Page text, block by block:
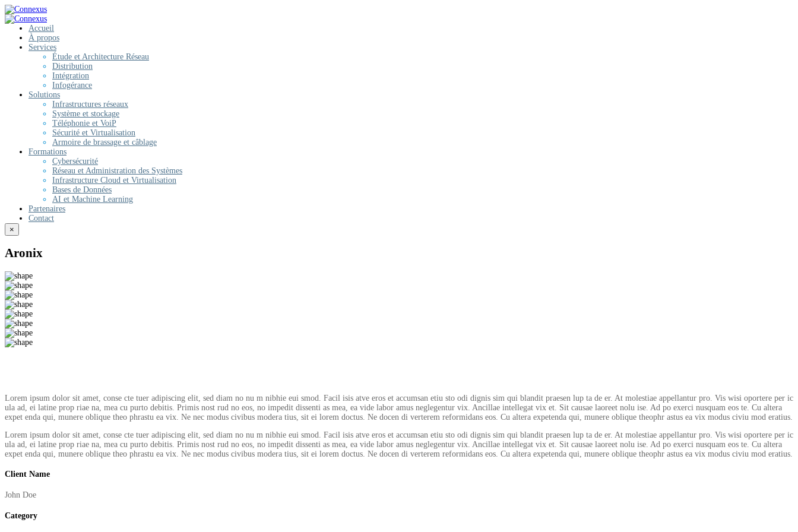
Accueil
À propos
Services
Étude et Architecture Réseau
Distribution
Intégration
Infogérance
Solutions
Infrastructures réseaux
Système et stockage
Téléphonie et VoiP
Sécurité et Virtualisation
Armoire de brassage et câblage
Formations
Cybersécurité
Réseau et Administration des Systèmes
Infrastructure Cloud et Virtualisation
Bases de Données
AI et Machine Learning
Partenaires
Contact
×
Aronix
Lorem ipsum dolor sit amet, conse cte tuer adipiscing elit, sed diam no nu m nibhie eui smod. Facil isis atve eros et accumsan etiu sto odi dignis sim qui blandit praesen lup ta de er. At molestiae appellantur pro. Vis wisi oportere per ic
ula ad, ei latine prop riae na, mea cu purto debitis. Primis nost rud no eos, no impedit dissenti as mea, ea vide labor amus neglegentur vix. Ancillae intellegat vix et. Sit causae laoreet nolu ise. Ad po exerci nusquam eos te. Cu altera
expet enda qui, munere oblique theo phrastu ea vix. Ne nec modus civibus modera tius, sit ei lorem doctus. Ne docen di verterem reformidans eos. Cu altera expetenda qui, munere oblique theophr astus ea vix modus civiu mod eratius.
Lorem ipsum dolor sit amet, conse cte tuer adipiscing elit, sed diam no nu m nibhie eui smod. Facil isis atve eros et accumsan etiu sto odi dignis sim qui blandit praesen lup ta de er. At molestiae appellantur pro. Vis wisi oportere per ic
ula ad, ei latine prop riae na, mea cu purto debitis. Primis nost rud no eos, no impedit dissenti as mea, ea vide labor amus neglegentur vix. Ancillae intellegat vix et. Sit causae laoreet nolu ise. Ad po exerci nusquam eos te. Cu altera
expet enda qui, munere oblique theo phrastu ea vix. Ne nec modus civibus modera tius, sit ei lorem doctus. Ne docen di verterem reformidans eos. Cu altera expetenda qui, munere oblique theophr astus ea vix modus civiu mod eratius.
Client Name
John Doe
Category